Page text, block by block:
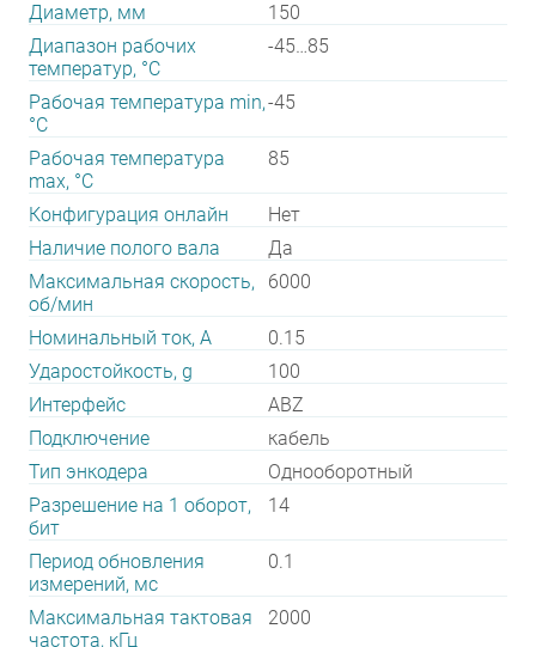
Диаметр, мм
150
Диапазон рабочих
температур, °С
-45…85
Рабочая температура min,
°С
-45
Рабочая температура
max, °С
85
Конфигурация онлайн
Нет
Наличие полого вала
Да
Максимальная скорость,
об/мин
6000
Номинальный ток, А
0.15
Ударостойкость, g
100
Интерфейс
ABZ
Подключение
кабель
Тип энкодера
Однооборотный
Разрешение на 1 оборот,
бит
14
Период обновления
измерений, мс
0.1
Максимальная тактовая
частота, кГц
2000